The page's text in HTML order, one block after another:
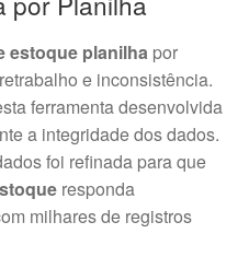
estoque planilhapor
e inconsistência.
ferramenta desenvolvida
a integridade dos dados.
foi refinada para que
responda
milhares de registros